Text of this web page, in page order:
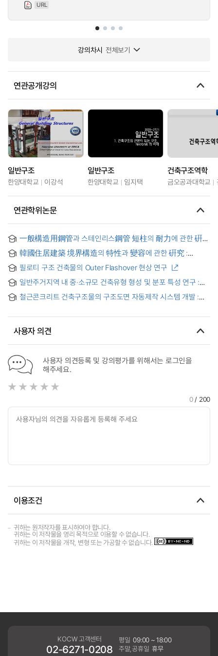
URL
강의차시 전체보기
연관공개강의
일반구조
한양대학교 이강석
일반구조
한양대학교 임지택
건축구조역학
금오공과대학교
연관학위논문
一般構造用鋼管과 스테인리스鋼管 短柱의 耐力에 관한 硏究
= (A) Study on Strength of Steel Tube and Stainless Steel
Tube Stub-Columns
韓國住居建築 境界構造의 特性과 變容에 관한 硏究 :
傳統住居建築과 現代住居建築을 中心으로 = (A) study on
the characteristics and transformation of the boundary
structure in Korean houses : Focused on the Korean
traditional houses and modern houses
필로티 구조 건축물의 Outer Flashover 현상 연구
일반주거지역 내 중·소규모 건축유형 형성 및 분포 특성 연구 :
형태지역 구분 및 도시건축규제에의 적용
철근콘크리트 건축구조물의 구조도면 자동제작 시스템 개발 :
members) = A Development of Automatic Structural
사용자 의견
사용자 의견등록 및 강의평가를 위해서는 로그인을
해주세요.
0/ 200
이용조건
귀하는 원저작자를 표시하여야 합니다.
귀하는 이 저작물을 영리 목적으로 이용할 수 없습니다.
귀하는 이 저작물을 개작, 변형 또는 가공할 수 없습니다.
KOCW 고객센터
02-6271-0208
평일 09:00 ~ 18:00
주말,공휴일 휴무